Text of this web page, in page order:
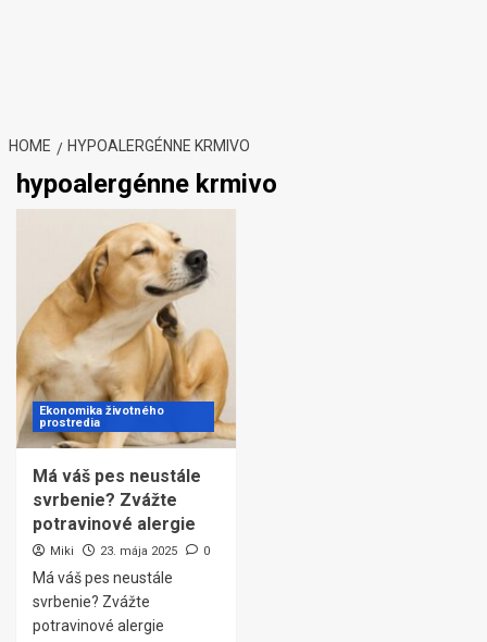
HOME HYPOALERGÉNNE KRMIVO
hypoalergénne krmivo
Ekonomika životného
prostredia
Má váš pes neustále
svrbenie? Zvážte
potravinové alergie
Miki 23. mája 2025 0
Má váš pes neustále
svrbenie? Zvážte
potravinové alergie